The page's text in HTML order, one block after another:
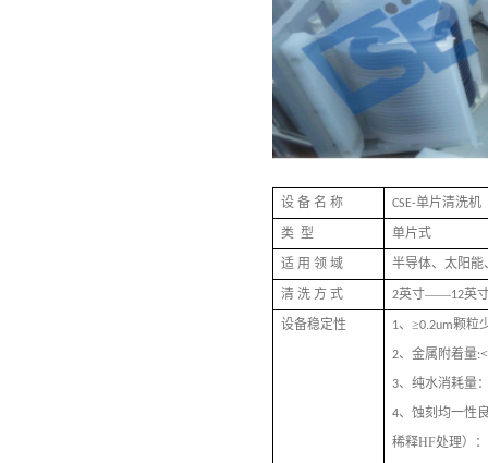
设 备 名 称 CSE-单片清洗机
类 型
单片式
适 用 领 域
半导体、太阳能
清 洗 方 式 2英寸——12英
设备稳定性
1、≥0.2um颗粒
2、金属附着量:<
3、纯水消耗量
4、蚀刻均一性
稀释HF处理）